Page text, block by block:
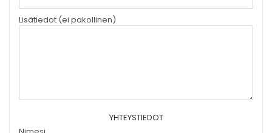
Lisätiedot (ei pakollinen)
YHTEYSTIEDOT